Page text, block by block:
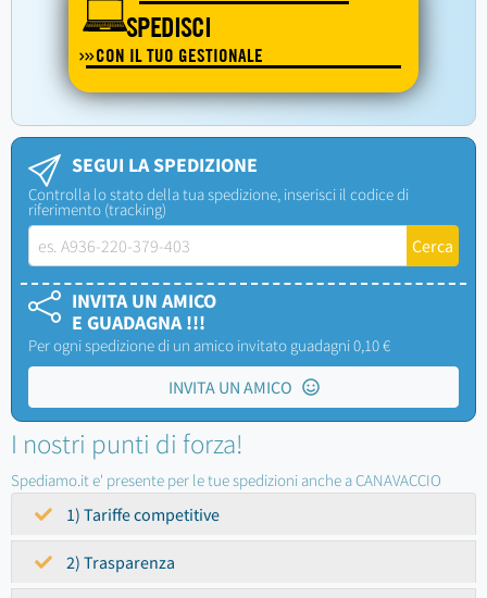
SPEDISCI
CON IL TUO GESTIONALE
SEGUI LA SPEDIZIONE
Controlla lo stato della tua spedizione, inserisci il codice di
riferimento (tracking)
INVITA UN AMICO
E GUADAGNA !!!
Per ogni spedizione di un amico invitato guadagni 0,10 €
INVITA UN AMICO
I nostri punti di forza!
Spediamo.it e' presente per le tue spedizioni anche a CANAVACCIO
1) Tariffe competitive
2) Trasparenza